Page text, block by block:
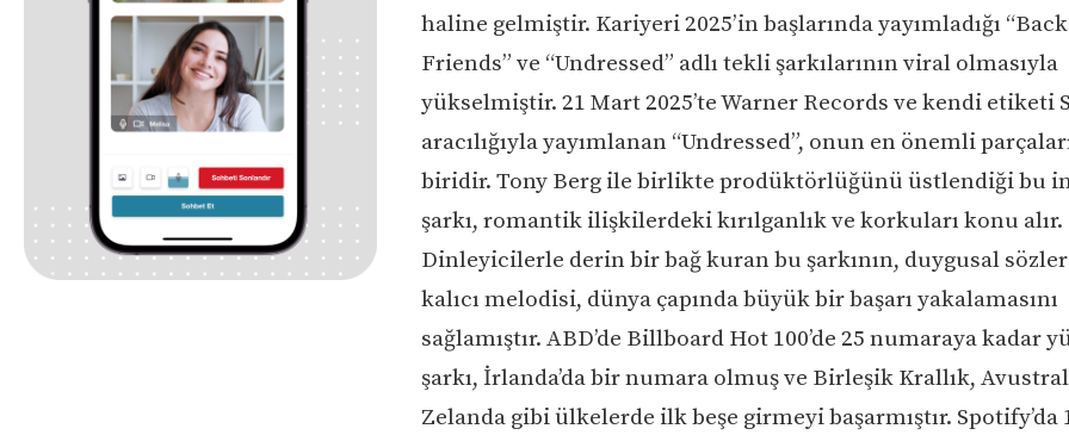
haline gelmiştir. Kariyeri 2025’in başlarında yayımladığı
Friends” ve “Undressed” adlı tekli şarkılarının viral olmasıyla
yükselmiştir. 21 Mart 2025’te Warner Records ve kendi etiketi
aracılığıyla yayımlanan “Undressed”, onun en önemli
biridir. Tony Berg ile birlikte prodüktörlüğünü üstlendiği bu
şarkı, romantik ilişkilerdeki kırılganlık ve korkuları konu alır.
Dinleyicilerle derin bir bağ kuran bu şarkının, duygusal
kalıcı melodisi, dünya çapında büyük bir başarı yakalamasını
sağlamıştır. ABD’de Billboard Hot 100’de 25 numaraya kadar
şarkı, İrlanda’da bir numara olmuş ve Birleşik Krallık,
Zelanda gibi ülkelerde ilk beşe girmeyi başarmıştır. Spotify’da